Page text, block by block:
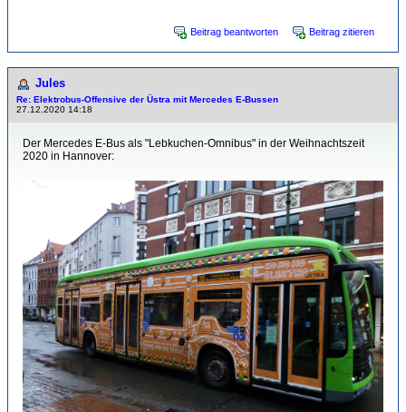
Beitrag beantworten Beitrag zitieren
Jules
Re: Elektrobus-Offensive der Üstra mit Mercedes E-Bussen
27.12.2020 14:18
Der Mercedes E-Bus als "Lebkuchen-Omnibus" in der Weihnachtszeit
2020 in Hannover: